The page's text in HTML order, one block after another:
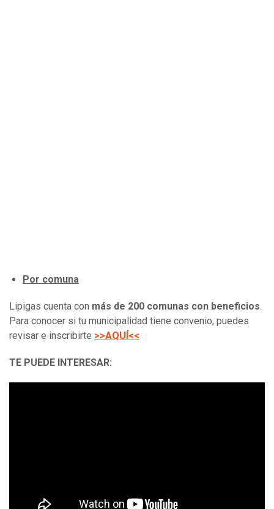
Por comuna
Lipigas cuenta con más de 200 comunas con beneficios
Para conocer si tu municipalidad tiene convenio, puedes
revisar e inscribirte >>AQUÍ<<
TE PUEDE INTERESAR: